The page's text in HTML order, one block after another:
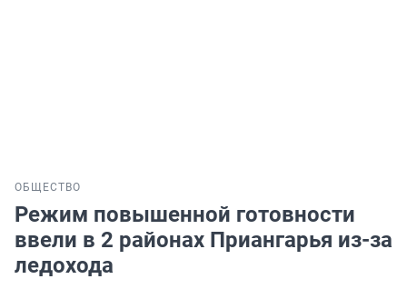
ОБЩЕСТВО
Режим повышенной готовности
ввели в 2 районах Приангарья из-за
ледохода